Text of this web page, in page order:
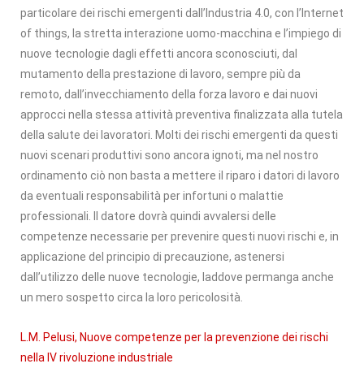
particolare dei rischi emergenti dall’Industria 4.0, con l’Internet
of things, la stretta interazione uomo-macchina e l’impiego di
nuove tecnologie dagli effetti ancora sconosciuti, dal
mutamento della prestazione di lavoro, sempre più da
remoto, dall’invecchiamento della forza lavoro e dai nuovi
approcci nella stessa attività preventiva finalizzata alla tutela
della salute dei lavoratori. Molti dei rischi emergenti da questi
nuovi scenari produttivi sono ancora ignoti, ma nel nostro
ordinamento ciò non basta a mettere il riparo i datori di lavoro
da eventuali responsabilità per infortuni o malattie
professionali. Il datore dovrà quindi avvalersi delle
competenze necessarie per prevenire questi nuovi rischi e, in
applicazione del principio di precauzione, astenersi
dall’utilizzo delle nuove tecnologie, laddove permanga anche
un mero sospetto circa la loro pericolosità.
L.M. Pelusi, Nuove competenze per la prevenzione dei rischi
nella IV rivoluzione industriale